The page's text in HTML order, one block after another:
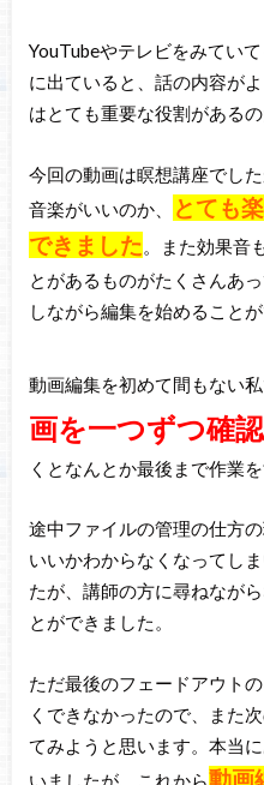
YouTubeやテレビをみてい
に出ていると、話の内容が
はとても重要な役割があるの
今回の動画は瞑想講座でし
音楽がいいのか、
とても
できました。また効果音
とがあるものがたくさんあ
しながら編集を始めることが
動画編集を初めて間もない私
画を一つずつ確
くとなんとか最後まで作業
途中ファイルの管理の仕方
いいかわからなくなってし
たが、講師の方に尋ねなが
とができました。
ただ最後のフェードアウト
くできなかったので、また
てみようと思います。本当
いましたが、これから動画